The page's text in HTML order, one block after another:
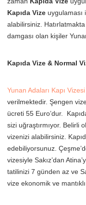
Kapıda Vize uygulaması
alabilirsiniz.
damgası olan kişiler
Kapıda Vize & Normal
Yunan Adaları Kapı Vizesi
verilmektedir. Şengen
ücreti 55 Euro’dur.
sizi uğraştırmıyor. Belirli
vizenizi alabilirsiniz.
edebiliyorsunuz.
vizesiyle Sakız’dan
tatilinizi 7 günden az ve
vize ekonomik ve